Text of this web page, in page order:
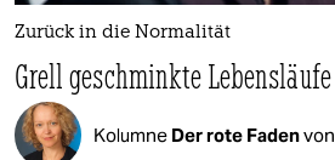
Zurück in die Normalität
Grell geschminkte Lebensläufe
Kolumne Der rote Fadenvon